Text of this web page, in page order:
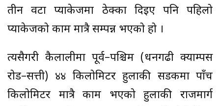
तीन वटा प्याकेजमा ठेक्का दिइए पनि पहिलो
प्याकेजको काम मात्रै सम्पन्न भएको हो ।
त्यसैगरी कैलालीमा पूर्व–पश्चिम (धनगढी क्याम्पस
रोड–सत्ती) ४४ किलोमिटर हुलाकी सडकमा पाँच
किलोमिटर मात्रै काम भएको हुलाकी राजमार्ग